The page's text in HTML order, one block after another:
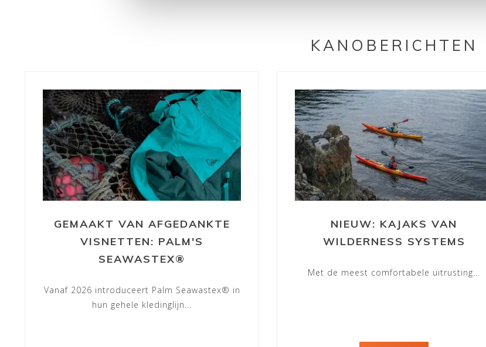
KANOBERICHTEN
GEMAAKT VAN AFGEDANKTE
VISNETTEN: PALM'S
SEAWASTEX®
Vanaf 2026 introduceert Palm Seawastex® in
hun gehele kledinglijn...
NIEUW: KAJAKS VAN
WILDERNESS SYSTEMS
Met de meest comfortabele uitrusting...